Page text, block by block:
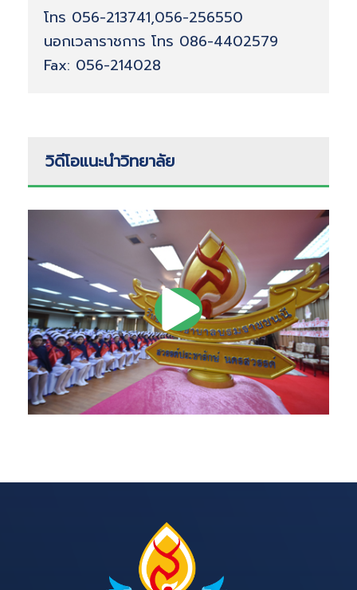
โทร 056-213741,056-256550
นอกเวลาราชการ โทร 086-4402579
Fax: 056-214028
วิดีโอแนะนำวิทยาลัย